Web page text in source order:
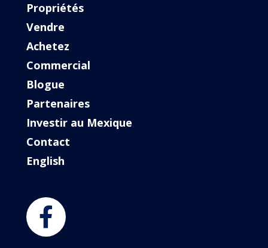
Propriétés
Vendre
Achetez
Commercial
Blogue
Partenaires
Investir au Mexique
Contact
English